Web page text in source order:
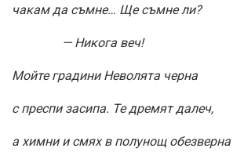
чакам да съмне… Ще съмне ли?
— Никога веч!
Мойте градини Неволята черна
с преспи засипа. Те дремят далеч,
а химни и смях в полунощ обезверна